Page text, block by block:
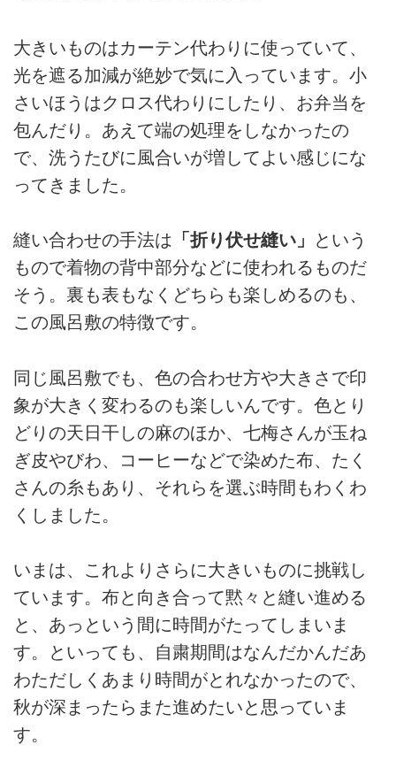
大きいものはカーテン代わりに使っていて、
光を遮る加減が絶妙で気に入っています。小
さいほうはクロス代わりにしたり、お弁当を
包んだり。あえて端の処理をしなかったの
で、洗うたびに風合いが増してよい感じにな
ってきました。
縫い合わせの手法は 「折り伏せ縫い」
という
もので着物の背中部分などに使われるものだ
そう。裏も表もなくどちらも楽しめるのも、
この風呂敷の特徴です。
同じ風呂敷でも、色の合わせ方や大きさで印
象が大きく変わるのも楽しいんです。色とり
どりの天日干しの麻のほか、七梅さんが玉ね
ぎ皮やびわ、コーヒーなどで染めた布、たく
さんの糸もあり、それらを選ぶ時間もわくわ
くしました。
いまは、これよりさらに大きいものに挑戦し
ています。布と向き合って黙々と縫い進める
と、あっという間に時間がたってしまいま
す。といっても、自粛期間はなんだかんだあ
わただしくあまり時間がとれなかったので、
秋が深まったらまた進めたいと思っていま
す。